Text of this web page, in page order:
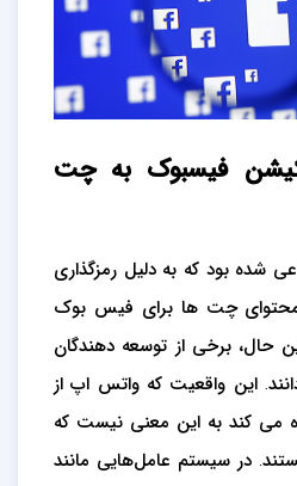
فیسبوک به چت
شده بود که به دلیل رمزگذاری
محتوای چت ها برای فیس بوک
حال، برخی از توسعه دهندگان
این واقعیت که واتس اپ از
می کند به این معنی نیست که
در سیستم عامل‌هایی مانند